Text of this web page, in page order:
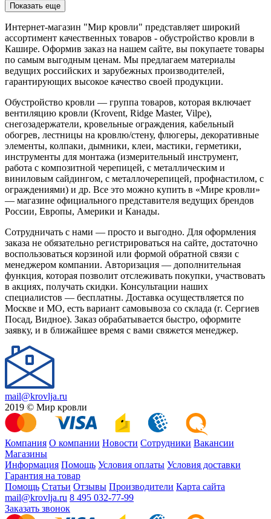
Показать еще
Интернет-магазин "Мир кровли" представляет широкий
ассортимент качественных товаров - обустройство кровли в
Кашире. Оформив заказ на нашем сайте, вы покупаете товары
по самым выгодным ценам. Мы предлагаем материалы
ведущих российских и зарубежных производителей,
гарантирующих высокое качество своей продукции.
Обустройство кровли — группа товаров, которая включает
вентиляцию кровли (Krovent, Ridge Master, Vilpe),
снегозадержатели, кровельные ограждения, кабельный
обогрев, лестницы на кровлю/стену, флюгеры, декоративные
элементы, колпаки, дымники, клеи, мастики, герметики,
инструменты для монтажа (измерительный инструмент,
работа с композитной черепицей, с металлическим и
виниловым сайдингом, с металлочерепицей, профнастилом, с
ограждениями) и др. Все это можно купить в «Мире кровли»
— магазине официального представителя ведущих брендов
России, Европы, Америки и Канады.
Сотрудничать с нами — просто и выгодно. Для оформления
заказа не обязательно регистрироваться на сайте, достаточно
воспользоваться корзиной или формой обратной связи с
менеджером компании. Авторизация — дополнительная
функция, которая позволит отслеживать покупки, участвовать
в акциях, получать скидки. Консультации наших
специалистов — бесплатны. Доставка осуществляется по
Москве и МО, есть вариант самовывоза со склада (г. Сергиев
Посад, Видное). Заказ обрабатывается быстро, оформите
заявку, и в ближайшее время с вами свяжется менеджер.
mail@krovlja.ru
2019 © Мир кровли
Компания О компании Новости Сотрудники Вакансии
Магазины
Информация Помощь Условия оплаты Условия доставки
Гарантия на товар
Помощь Статьи Отзывы Производители Карта сайта
mail@krovlja.ru 8 495 032-77-99
Заказать звонок